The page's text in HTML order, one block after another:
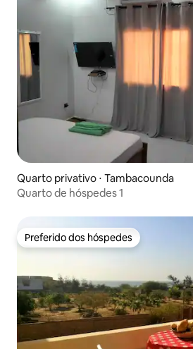
Quarto privativo ⋅ Tambacounda
Quarto de hóspedes 1
Preferido dos hóspedes
Preferido dos hóspedes